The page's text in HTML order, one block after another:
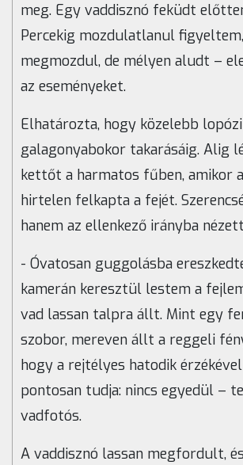
meg. Egy vaddisznó feküdt
Percekig mozdulatlanul
megmozdul, de mélyen aludt –
az eseményeket.
Elhatározta, hogy közelebb
galagonyabokor takarásáig. Alig
kettőt a harmatos fűben, amikor
hirtelen felkapta a fejét.
hanem az ellenkező irányba
- Óvatosan guggolásba
kamerán keresztül lestem a
vad lassan talpra állt. Mint egy
szobor, mereven állt a reggeli
hogy a rejtélyes hatodik
pontosan tudja: nincs egyedül –
vadfotós.
A vaddisznó lassan megfordult,